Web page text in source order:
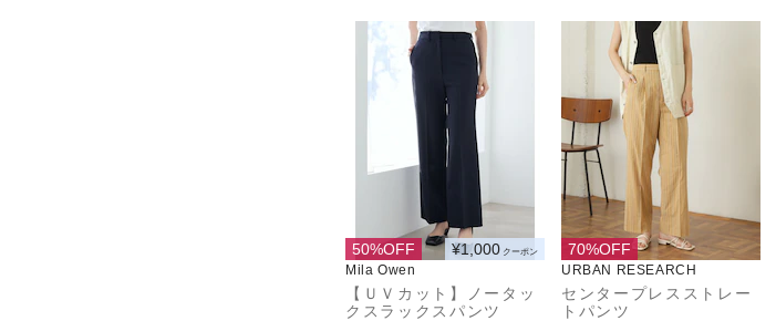
50%OFF ¥1,000 クーポン
Mila Owen
【ＵＶカット】ノータッ
クスラックスパンツ
70%OFF
URBAN RESEARCH
センタープレスストレー
トパンツ